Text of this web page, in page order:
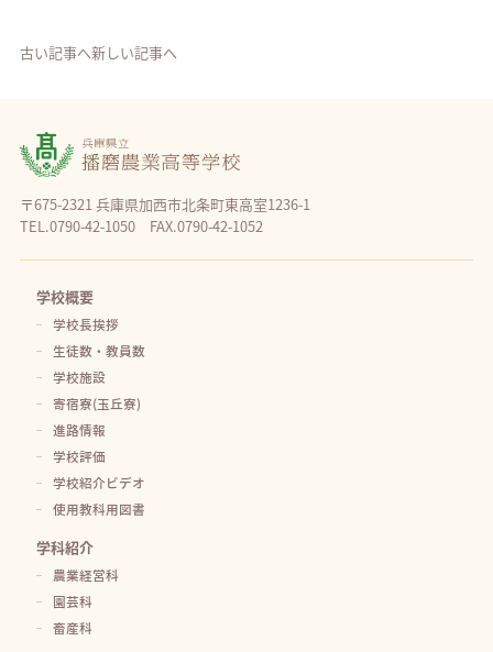
古い記事へ新しい記事へ
〒675-2321 兵庫県加西市北条町東高室1236-1
TEL.0790-42-1050 FAX.0790-42-1052
学校概要
学校長挨拶
生徒数・教員数
学校施設
寄宿寮(玉丘寮)
進路情報
学校評価
学校紹介ビデオ
使用教科用図書
学科紹介
農業経営科
園芸科
畜産科